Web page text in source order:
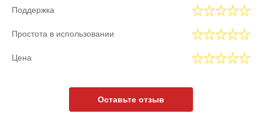
Поддержка
Простота в использовании
Цена
Оставьте отзыв